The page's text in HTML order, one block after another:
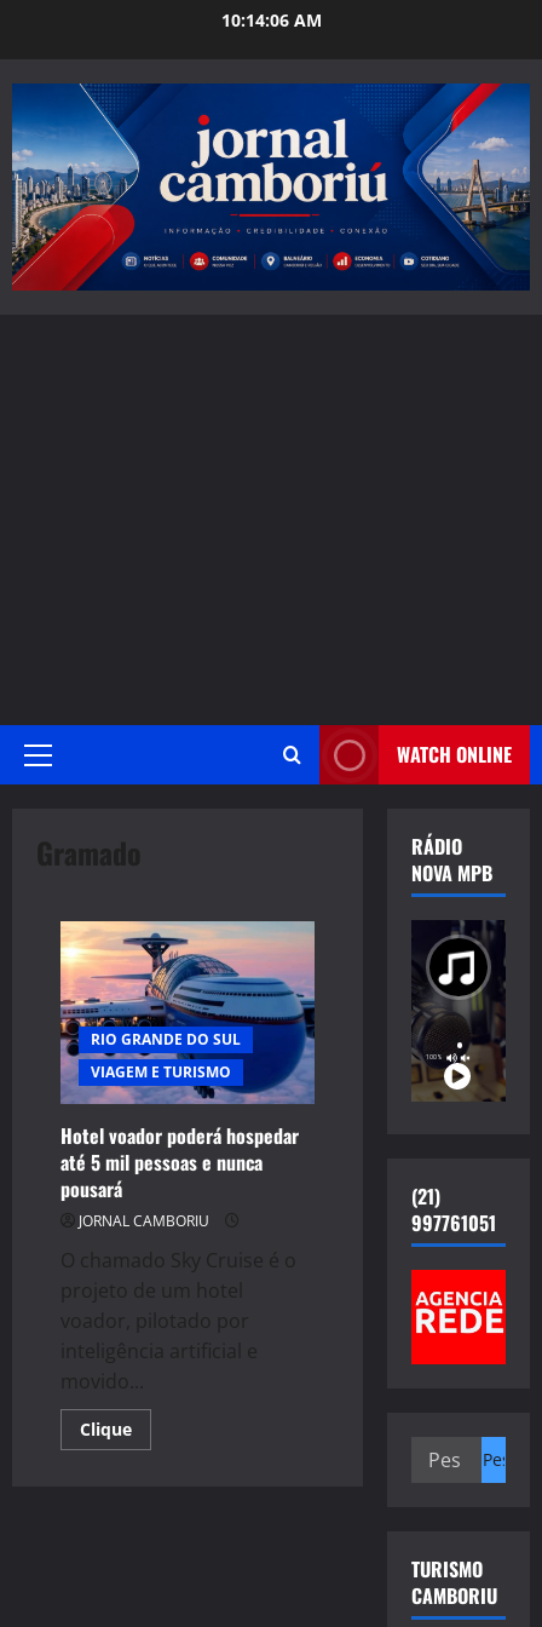
10:14:08 AM
Primary
WATCH ONLINE
Gramado
RIO GRANDE DO SUL
VIAGEM E TURISMO
Hotel voador poderá hospedar
até 5 mil pessoas e nunca
pousará
JORNAL CAMBORIU
O chamado Sky Cruise é o
projeto de um hotel
voador, pilotado por
inteligência artificial e
movido...
CliqueRead
more
RÁDIO
NOVA MPB
(21)
997761051
Pesquisar
TURISMO
CAMBORIU